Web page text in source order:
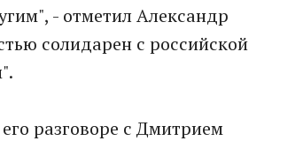
- отметил Александр
солидарен с российской
разговоре с Дмитрием